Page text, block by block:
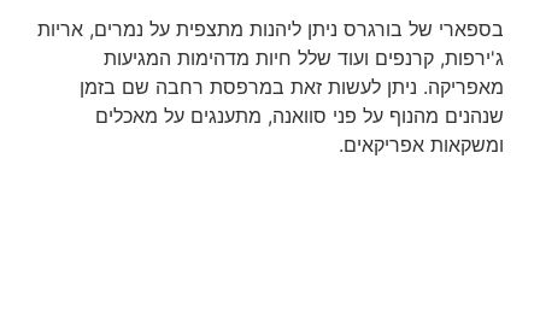
בספארי של בורגרס ניתן ליהנות מתצפית על נמרים, אריות
ג'ירפות, קרנפים ועוד שלל חיות מדהימות המגיעות
מאפריקה. ניתן לעשות זאת במרפסת רחבה שם בזמן
שנהנים מהנוף על פני סוואנה, מתענגים על מאכלים
ומשקאות אפריקאים.